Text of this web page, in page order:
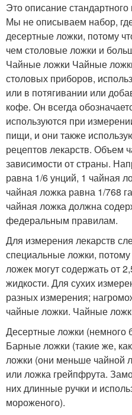
Это описание
Мы не описываем набор,
десертные ложки, потому
чем столовые ложки и
Чайные ложки Чайные
столовых приборов,
или в потягивании или
кофе. Он всегда
используются при
пищи, и они также
рецептов лекарств. Объем
зависимости от страны.
равна 1/6 унций, 1 чайная
чайная ложка равна 1/
чайная ложка должна
федеральным правилам.
Для измерения лекарств
специальные ложки,
ложек могут содержать от
жидкости. Для сухих
разных измерения;
чайные ложки. Чайные
Десертные ложки (немного
Барные ложки (такие же,
ложки (они меньше чайной
или ложка грейпфрута.
них длинные ручки и
мороженого).